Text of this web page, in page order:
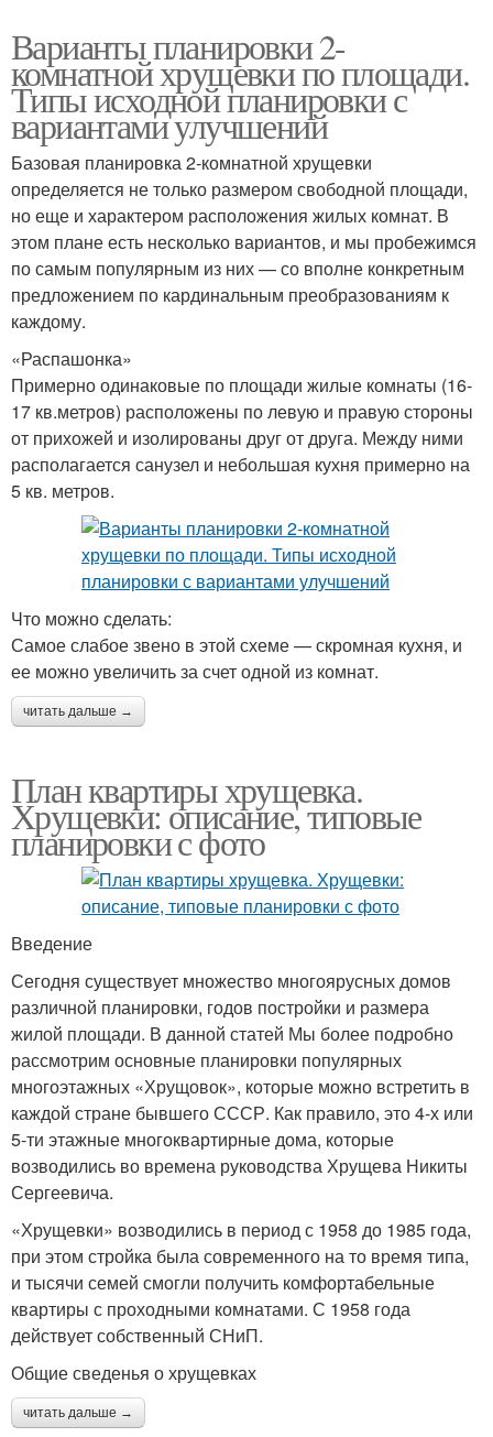
Варианты планировки 2-
комнатной хрущевки по площади.
Типы исходной планировки с
вариантами улучшений
Базовая планировка 2-комнатной хрущевки
определяется не только размером свободной площади,
но еще и характером расположения жилых комнат. В
этом плане есть несколько вариантов, и мы пробежимся
по самым популярным из них — со вполне конкретным
предложением по кардинальным преобразованиям к
каждому.
«Распашонка»
Примерно одинаковые по площади жилые комнаты (16-
17 кв.метров) расположены по левую и правую стороны
от прихожей и изолированы друг от друга. Между ними
располагается санузел и небольшая кухня примерно на
5 кв. метров.
Что можно сделать:
Самое слабое звено в этой схеме — скромная кухня, и
ее можно увеличить за счет одной из комнат.
читать дальше →
План квартиры хрущевка.
Хрущевки: описание, типовые
планировки с фото
Введение
Сегодня существует множество многоярусных домов
различной планировки, годов постройки и размера
жилой площади. В данной статей Мы более подробно
рассмотрим основные планировки популярных
многоэтажных «Хрущовок», которые можно встретить в
каждой стране бывшего СССР. Как правило, это 4-х или
5-ти этажные многоквартирные дома, которые
возводились во времена руководства Хрущева Никиты
Сергеевича.
«Хрущевки» возводились в период с 1958 до 1985 года,
при этом стройка была современного на то время типа,
и тысячи семей смогли получить комфортабельные
квартиры с проходными комнатами. С 1958 года
действует собственный СНиП.
Общие сведенья о хрущевках
читать дальше →